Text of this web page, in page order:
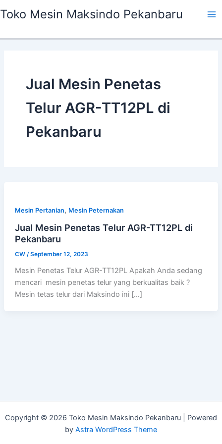
to
Toko Mesin Maksindo Pekanbaru
Jual Mesin Penetas
Telur AGR-TT12PL di
Pekanbaru
Mesin Pertanian, Mesin Peternakan
Jual Mesin Penetas Telur AGR-TT12PL di
Pekanbaru
CW /September 12, 2023
Mesin Penetas Telur AGR-TT12PL Apakah Anda sedang
mencari mesin penetas telur yang berkualitas baik ?
Mesin tetas telur dari Maksindo ini […]
Copyright © 2026 Toko Mesin Maksindo Pekanbaru | Powered
by Astra WordPress Theme